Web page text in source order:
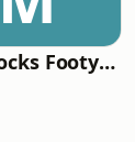
Triple M Rocks Footy NRL